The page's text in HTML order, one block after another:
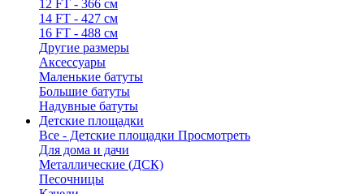
12 FT - 366 см
14 FT - 427 см
16 FT - 488 см
Другие размеры
Аксессуары
Маленькие батуты
Большие батуты
Надувные батуты
Детские площадки
Все - Детские площадки Просмотреть
Для дома и дачи
Металлические (ДСК)
Песочницы